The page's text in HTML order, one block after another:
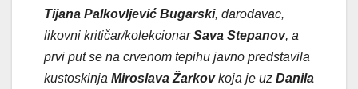
Tijana Palkovljević Bugarski, darodavac,
likovni kritičar/kolekcionarSava Stepanov, a
prvi put se na crvenom tepihu javno predstavila
kustoskinja Miroslava Žarkovkoja je uz Danila